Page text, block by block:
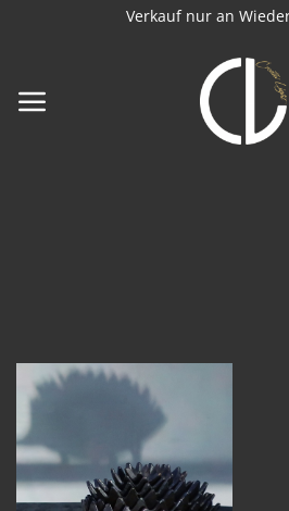
Verkauf nur an